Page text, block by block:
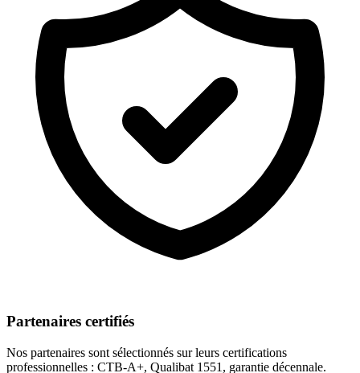
Partenaires certifiés
Nos partenaires sont sélectionnés sur leurs certifications
professionnelles : CTB-A+, Qualibat 1551, garantie décennale.